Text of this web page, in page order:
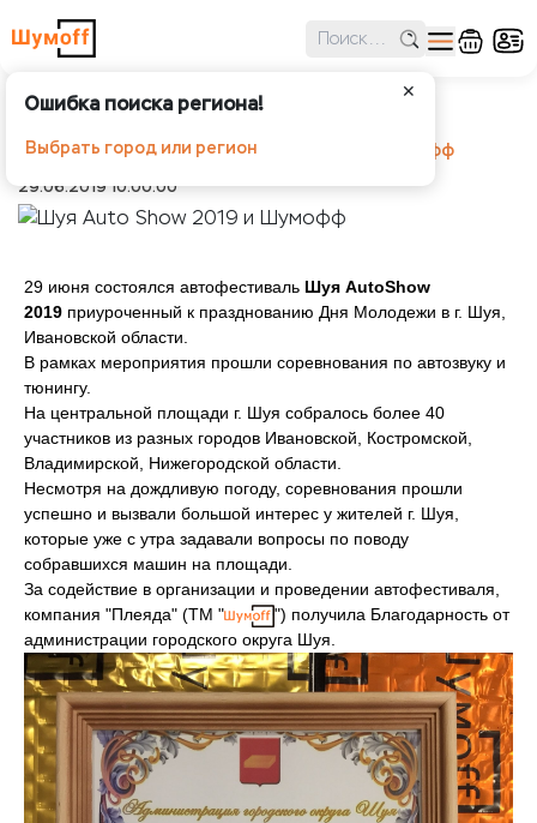
✕
Ошибка поиска региона!
Выбрать город или регион
Шуя Auto Show 2019 и Шумофф
Шумоff Новости Шуя Auto Show 2019 и Шумофф
29.06.2019 10:00:00
29 июня состоялся автофестиваль Шуя AutoShow
2019 приуроченный к празднованию Дня Молодежи в г. Шуя,
Ивановской области.
В рамках мероприятия прошли соревнования по автозвуку и
тюнингу.
На центральной площади г. Шуя собралось более 40
участников из разных городов Ивановской, Костромской,
Владимирской, Нижегородской области.
Несмотря на дождливую погоду, соревнования прошли
успешно и вызвали большой интерес у жителей г. Шуя,
которые уже с утра задавали вопросы по поводу
собравшихся машин на площади.
За содействие в организации и проведении автофестиваля,
компания "Плеяда" (ТМ "
") получила Благодарность от
администрации городского округа Шуя.